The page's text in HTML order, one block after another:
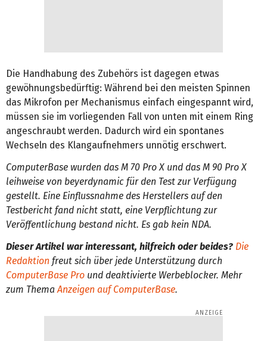
Die Handhabung des Zubehörs ist dagegen etwas
gewöhnungsbedürftig: Während bei den meisten Spinnen
das Mikrofon per Mechanismus einfach eingespannt wird,
müssen sie im vorliegenden Fall von unten mit einem Ring
angeschraubt werden. Dadurch wird ein spontanes
Wechseln des Klangaufnehmers unnötig erschwert.
ComputerBase wurden das M 70 Pro X und das M 90 Pro X
leihweise von beyerdynamic für den Test zur Verfügung
gestellt. Eine Einflussnahme des Herstellers auf den
Testbericht fand nicht statt, eine Verpflichtung zur
Veröffentlichung bestand nicht. Es gab kein NDA.
Dieser Artikel war interessant, hilfreich oder beides? Die
Redaktion freut sich über jede Unterstützung durch
ComputerBase Pro und deaktivierte Werbeblocker. Mehr
zum Thema Anzeigen auf ComputerBase.